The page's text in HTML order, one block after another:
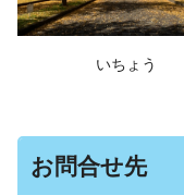
いちょう
お問合せ先